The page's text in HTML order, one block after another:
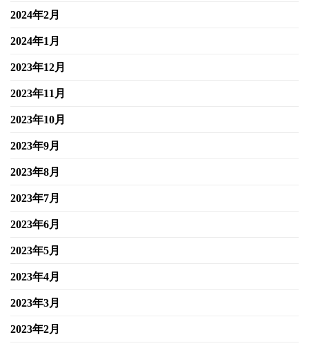
2024年2月
2024年1月
2023年12月
2023年11月
2023年10月
2023年9月
2023年8月
2023年7月
2023年6月
2023年5月
2023年4月
2023年3月
2023年2月